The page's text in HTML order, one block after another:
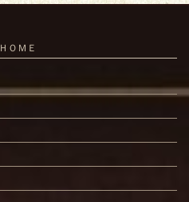
ＨＯＭＥ